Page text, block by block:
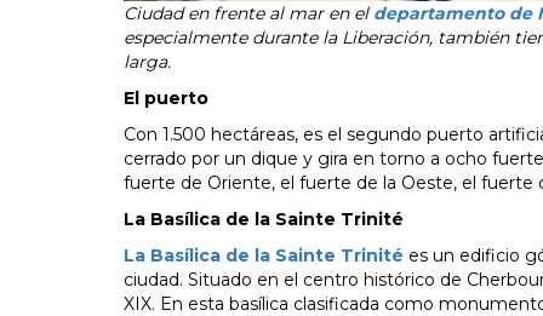
Ciudad en frente al mar en el departamento de
especialmente durante la Liberación, también
larga.
El puerto
Con 1.500 hectáreas, es el segundo puerto
cerrado por un dique y gira en torno a ocho
fuerte de Oriente, el fuerte de la Oeste, el fuerte
La Basílica de la Sainte Trinité
La Basílica de la Sainte Trinité es un edificio
ciudad. Situado en el centro histórico de
XIX. En esta basílica clasificada como